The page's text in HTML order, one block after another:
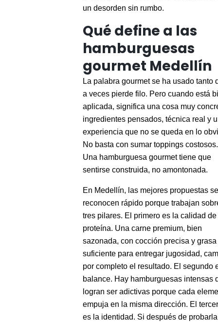
un desorden sin rumbo.
Qué define a las
hamburguesas
gourmet Medellín
La palabra gourmet se ha usado tanto
a veces pierde filo. Pero cuando está
aplicada, significa una cosa muy
ingredientes pensados, técnica real y
experiencia que no se queda en lo
No basta con sumar toppings costosos.
Una hamburguesa gourmet tiene que
sentirse construida, no amontonada.
En Medellín, las mejores propuestas se
reconocen rápido porque trabajan
tres pilares. El primero es la calidad de
proteína. Una carne premium, bien
sazonada, con cocción precisa y grasa
suficiente para entregar jugosidad,
por completo el resultado. El segundo
balance. Hay hamburguesas intensas
logran ser adictivas porque cada
empuja en la misma dirección. El
es la identidad. Si después de